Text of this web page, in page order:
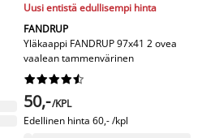
Uusi entistä edullisempi hinta
FANDRUP
Yläkaappi FANDRUP 97x41 2 ovea
vaalean tammenvärinen






50,-/KPL
Edellinen hinta 60,- /kpl